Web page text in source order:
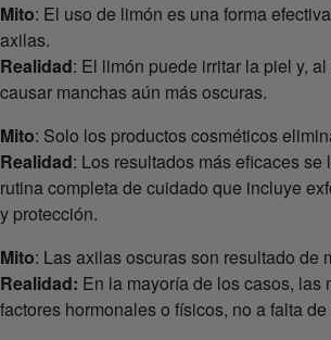
Mito: El uso de limón es una forma
axilas.
Realidad: El limón puede irritar la piel y,
causar manchas aún más oscuras.
Mito: Solo los productos cosméticos
Realidad: Los resultados más eficaces se
rutina completa de cuidado que incluye
y protección.
Mito: Las axilas oscuras son resultado de
Realidad: En la mayoría de los casos, las
factores hormonales o físicos, no a falta